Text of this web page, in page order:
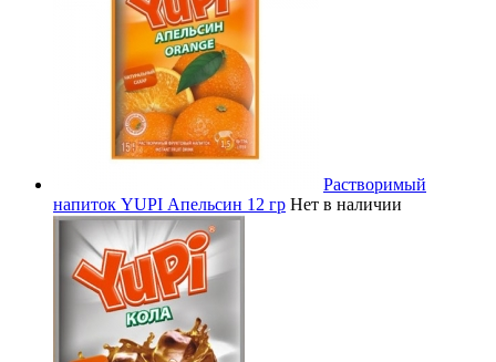
Растворимый
напиток YUPI Апельсин 12 гр Нет в наличии